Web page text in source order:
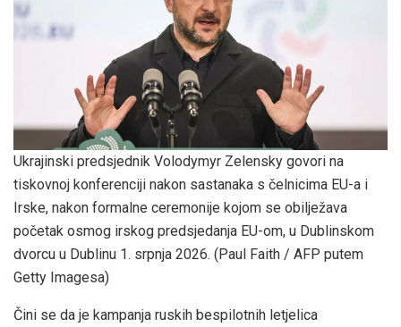
Ukrajinski predsjednik Volodymyr Zelensky govori na
tiskovnoj konferenciji nakon sastanaka s čelnicima EU-a i
Irske, nakon formalne ceremonije kojom se obilježava
početak osmog irskog predsjedanja EU-om, u Dublinskom
dvorcu u Dublinu 1. srpnja 2026. (Paul Faith / AFP putem
Getty Imagesa)
Čini se da je kampanja ruskih bespilotnih letjelica